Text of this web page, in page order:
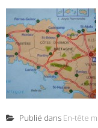
Publié dans En-tête